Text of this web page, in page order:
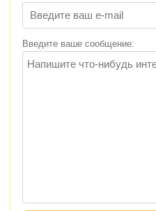
Введите ваше сообщение: